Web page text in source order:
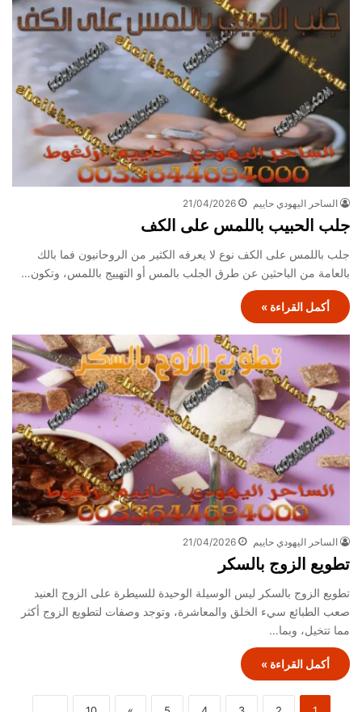
الساحر اليهودي حاييم 21/04/2026
جلب الحبيب باللمس على الكف
جلب باللمس على الكف نوع لا يعرفه الكثير من الروحانيون فما بالك
بالعامة من الباحثين عن طرق الجلب بالمس أو التهييج باللمس، وتكون…
أكمل القراءة »
الساحر اليهودي حاييم 21/04/2026
تطويع الزوج بالسكر
تطويع الزوج بالسكر ليس الوسيلة الوحيدة للسيطرة على الزوج العنيد
صعب الطبائع سيء الخلق والمعاشرة، وتوجد وصفات لتطويع الزوج أكثر
مما تتخيل، وبما…
أكمل القراءة »